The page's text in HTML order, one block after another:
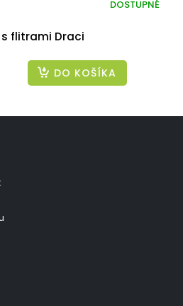
s flitrami Draci
DOSTUPNÉ
DO KOŠÍKA